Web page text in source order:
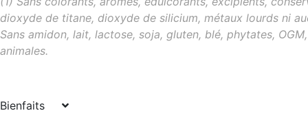
dioxyde de titane, dioxyde de silicium, métaux lourds ni
Sans amidon, lait, lactose, soja, gluten, blé, phytates,
animales.
Bienfaits